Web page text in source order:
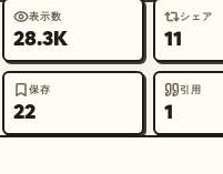
ストオーバーレイ、ロゴ、字
有のノイズは一切なし。全編
を追求。
表示数
28.3K
シェア
11
保存
22
引用
1